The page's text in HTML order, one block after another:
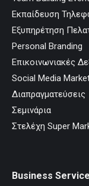
Εκπαίδευση
Εξυπηρέτηση
Personal Branding
Επικοινωνιακές
Social Media
Διαπραγματεύσεις
Σεμινάρια
Στελέχη Super
Business